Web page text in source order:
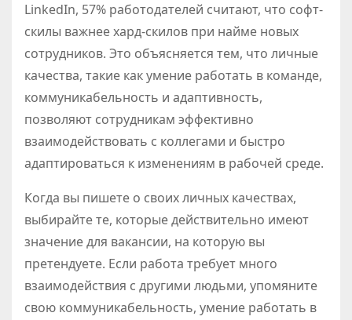
LinkedIn, 57% работодателей считают, что софт-
скилы важнее хард-скилов при найме новых
сотрудников. Это объясняется тем, что личные
качества, такие как умение работать в команде,
коммуникабельность и адаптивность,
позволяют сотрудникам эффективно
взаимодействовать с коллегами и быстро
адаптироваться к изменениям в рабочей среде.
Когда вы пишете о своих личных качествах,
выбирайте те, которые действительно имеют
значение для вакансии, на которую вы
претендуете. Если работа требует много
взаимодействия с другими людьми, упомяните
свою коммуникабельность, умение работать в